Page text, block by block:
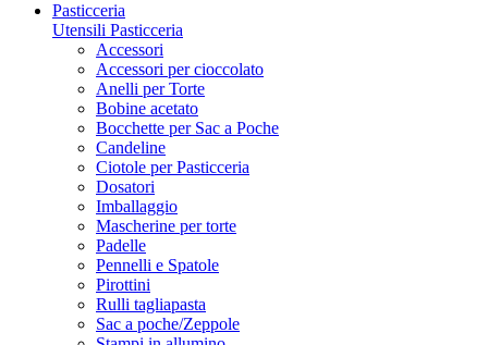
Pasticceria
Utensili Pasticceria
Accessori
Accessori per cioccolato
Anelli per Torte
Bobine acetato
Bocchette per Sac a Poche
Candeline
Ciotole per Pasticceria
Dosatori
Imballaggio
Mascherine per torte
Padelle
Pennelli e Spatole
Pirottini
Rulli tagliapasta
Sac a poche/Zeppole